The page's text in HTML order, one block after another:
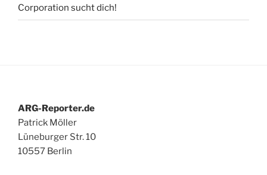
Corporation sucht dich!
ARG-Reporter.de
Patrick Möller
Lüneburger Str. 10
10557 Berlin